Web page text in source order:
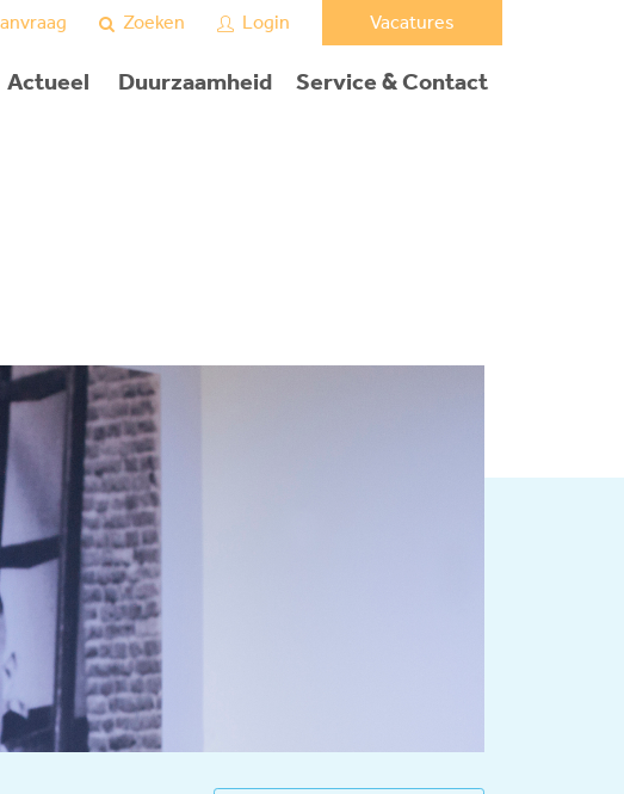
Zoeken Login Vacatures
Actueel Duurzaamheid Service & Contact